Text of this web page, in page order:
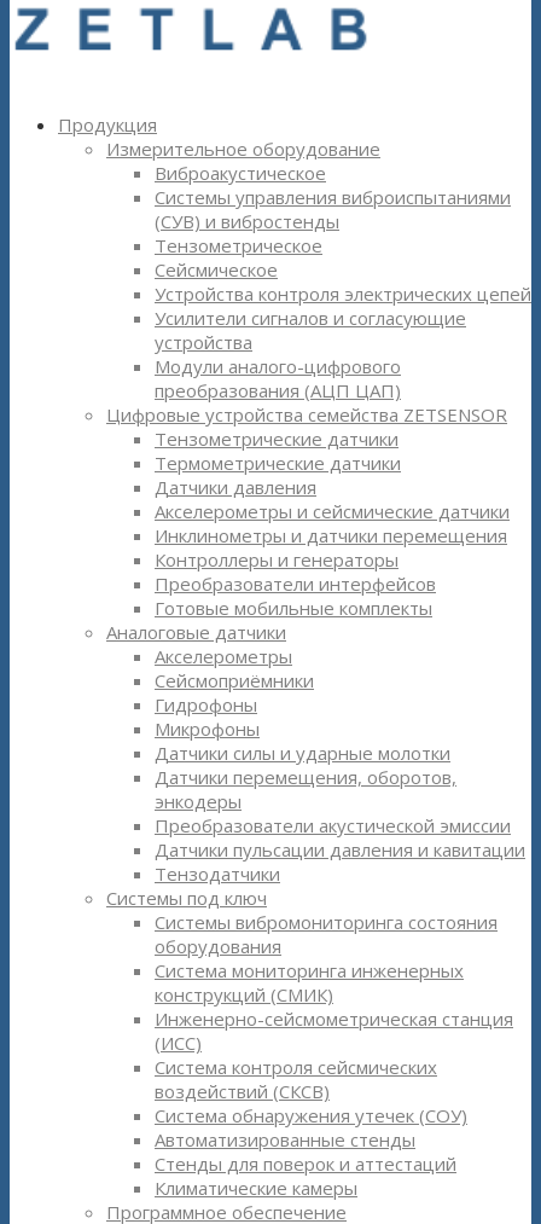
Продукция
Измерительное оборудование
Виброакустическое
Системы управления виброиспытаниями
(СУВ) и вибростенды
Тензометрическое
Сейсмическое
Устройства контроля электрических цепей
Усилители сигналов и согласующие
устройства
Модули аналого-цифрового
преобразования (АЦП ЦАП)
Цифровые устройства семейства ZETSENSOR
Тензометрические датчики
Термометрические датчики
Датчики давления
Акселерометры и сейсмические датчики
Инклинометры и датчики перемещения
Контроллеры и генераторы
Преобразователи интерфейсов
Готовые мобильные комплекты
Аналоговые датчики
Акселерометры
Сейсмоприёмники
Гидрофоны
Микрофоны
Датчики силы и ударные молотки
Датчики перемещения, оборотов,
энкодеры
Преобразователи акустической эмиссии
Датчики пульсации давления и кавитации
Тензодатчики
Системы под ключ
Системы вибромониторинга состояния
оборудования
Система мониторинга инженерных
конструкций (СМИК)
Инженерно-сейсмометрическая станция
(ИСС)
Система контроля сейсмических
воздействий (СКСВ)
Система обнаружения утечек (СОУ)
Автоматизированные стенды
Стенды для поверок и аттестаций
Климатические камеры
Программное обеспечение